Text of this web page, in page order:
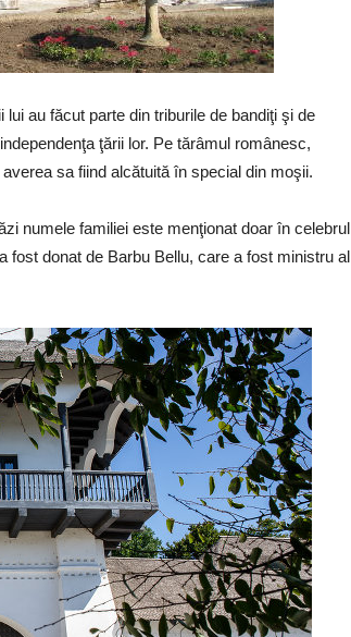
lui au făcut parte din triburile de bandiţi şi de
ţării lor. Pe tărâmul românesc,
sa fiind alcătuită în special din moşii.
numele familiei este menţionat doar în celebrul
fost donat de Barbu Bellu, care a fost ministru al